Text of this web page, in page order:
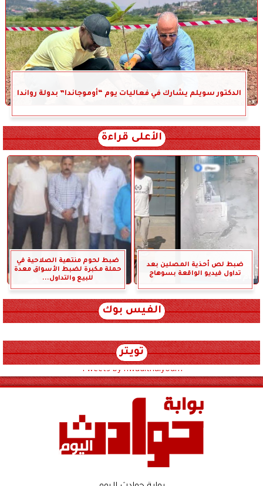
الدكتور سويلم يشارك في فعاليات يوم “أوموجاندا” بدولة رواندا
الأعلى قراءة
ضبط لص أحذية المصلين بعد
تداول فيديو الواقعة بسوهاج
ضبط لحوم منتهية الصلاحية في
حملة مكبرة لضبط الأسواق معدة
للبيع والتداول...
الفيس بوك
تويتر
Tweets by hwadithalyoum